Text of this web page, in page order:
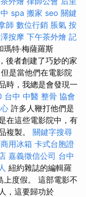
spa 搬家 seo 關鍵
師 數位行銷 脹氣 按
按摩 下午茶外燴 記
特·梅薩羅斯
後者創建了巧妙的家
是當他們在電影院
時，我總是會發現一
台中 中醫 整骨 協會
許多人鞭打他們是
在這些電影院中，有
複製。 關鍵字搜尋
商用冰箱 卡式台胞證
嘉義徵信公司 台中
紐約雜誌的編輯羅
上度假。 這部電影不
，這要歸功於